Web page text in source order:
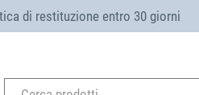
di restituzione entro 30 giorni